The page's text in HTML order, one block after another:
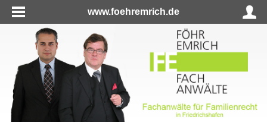
www.foehremrich.de